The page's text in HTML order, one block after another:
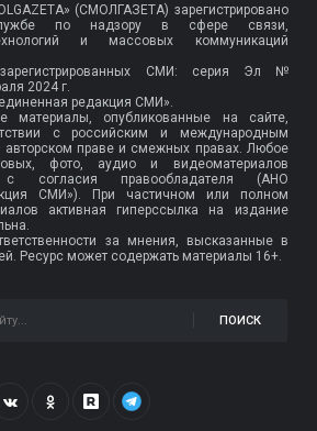
(СМОЛГАЗЕТА) зарегистрировано
по надзору в сфере связи,
и массовых коммуникаций
СМИ: серия Эл №
2024 г.
редакция СМИ».
опубликованные на сайте,
с российским и международным
авторском праве и смежных правах. Любое
фото, аудио и видеоматериалов
согласия правообладателя (АНО
СМИ»). При частичном или полном
активная гиперссылка на издание
за мнения, высказанные в
Ресурс может содержать материалы 16+.
ПОИСК